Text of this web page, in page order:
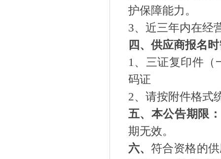
护保障能力。
3、近三年内在经
四、供应商报名
1、三证复印件（
码证
2、请按附件格式
五、本公告期限：
期无效。
六、 符合资格的